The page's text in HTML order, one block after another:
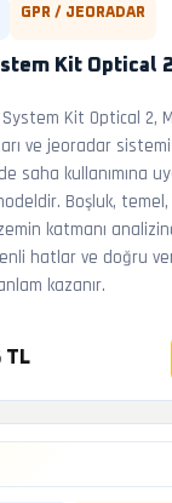
GPR / JEORADAR
Kit Optical 2
System Kit Optical 2,
ve jeoradar sistemi
saha kullanımına
Boşluk,
katmanı
hatlar ve doğru
kazanır.
TL